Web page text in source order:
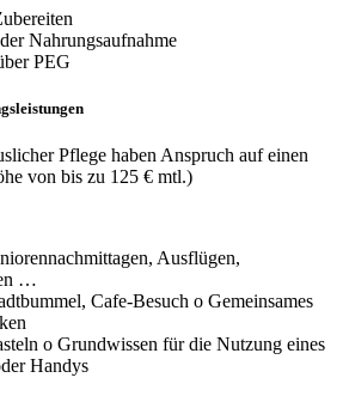
Nahrungsaufnahme
PEG
Pflege haben Anspruch auf einen
von bis zu 125 € mtl.)
Ausflügen,
…
Cafe-Besuch o Gemeinsames
o Grundwissen für die Nutzung eines
Handys